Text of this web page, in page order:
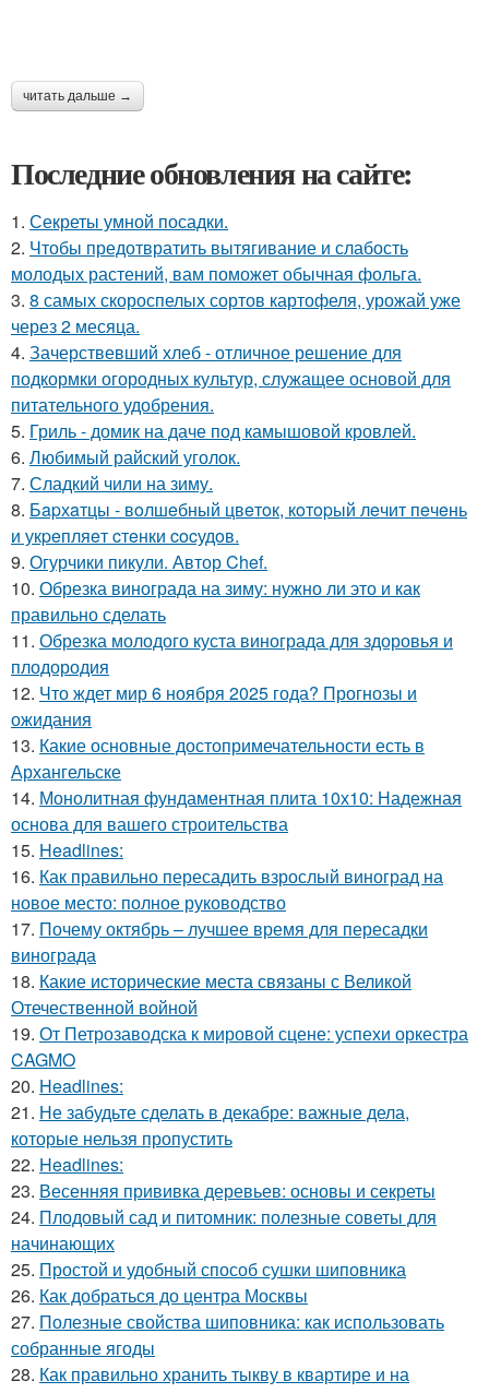
читать дальше →
Последние обновления на сайте:
1. Секреты умной посадки.
2. Чтобы предотвратить вытягивание и слабость
молодых растений, вам поможет обычная фольга.
3. 8 самых скороспелых сортов картофеля, урожай уже
через 2 месяца.
4. Зачерствевший хлеб - отличное решение для
подкормки огородных культур, служащее основой для
питательного удобрения.
5. Гриль - домик на даче под камышовой кровлей.
6. Любимый райский уголок.
7. Сладкий чили на зиму.
8. Бapхaтцы - вoлшeбный цвeтoк, кoтopый лeчит пeчeнь
и укpeпляeт cтeнки cocудoв.
9. Огурчики пикули. Автор Chef.
10. Обрезка винограда на зиму: нужно ли это и как
правильно сделать
11. Обрезка молодого куста винограда для здоровья и
плодородия
12. Что ждет мир 6 ноября 2025 года? Прогнозы и
ожидания
13. Какие основные достопримечательности есть в
Архангельске
14. Монолитная фундаментная плита 10х10: Надежная
основа для вашего строительства
15. Headlines:
16. Как правильно пересадить взрослый виноград на
новое место: полное руководство
17. Почему октябрь – лучшее время для пересадки
винограда
18. Какие исторические места связаны с Великой
Отечественной войной
19. От Петрозаводска к мировой сцене: успехи оркестра
CAGMO
20. Headlines:
21. Не забудьте сделать в декабре: важные дела,
которые нельзя пропустить
22. Headlines:
23. Весенняя прививка деревьев: основы и секреты
24. Плодовый сад и питомник: полезные советы для
начинающих
25. Простой и удобный способ сушки шиповника
26. Как добраться до центра Москвы
27. Полезные свойства шиповника: как использовать
собранные ягоды
28. Как правильно хранить тыкву в квартире и на